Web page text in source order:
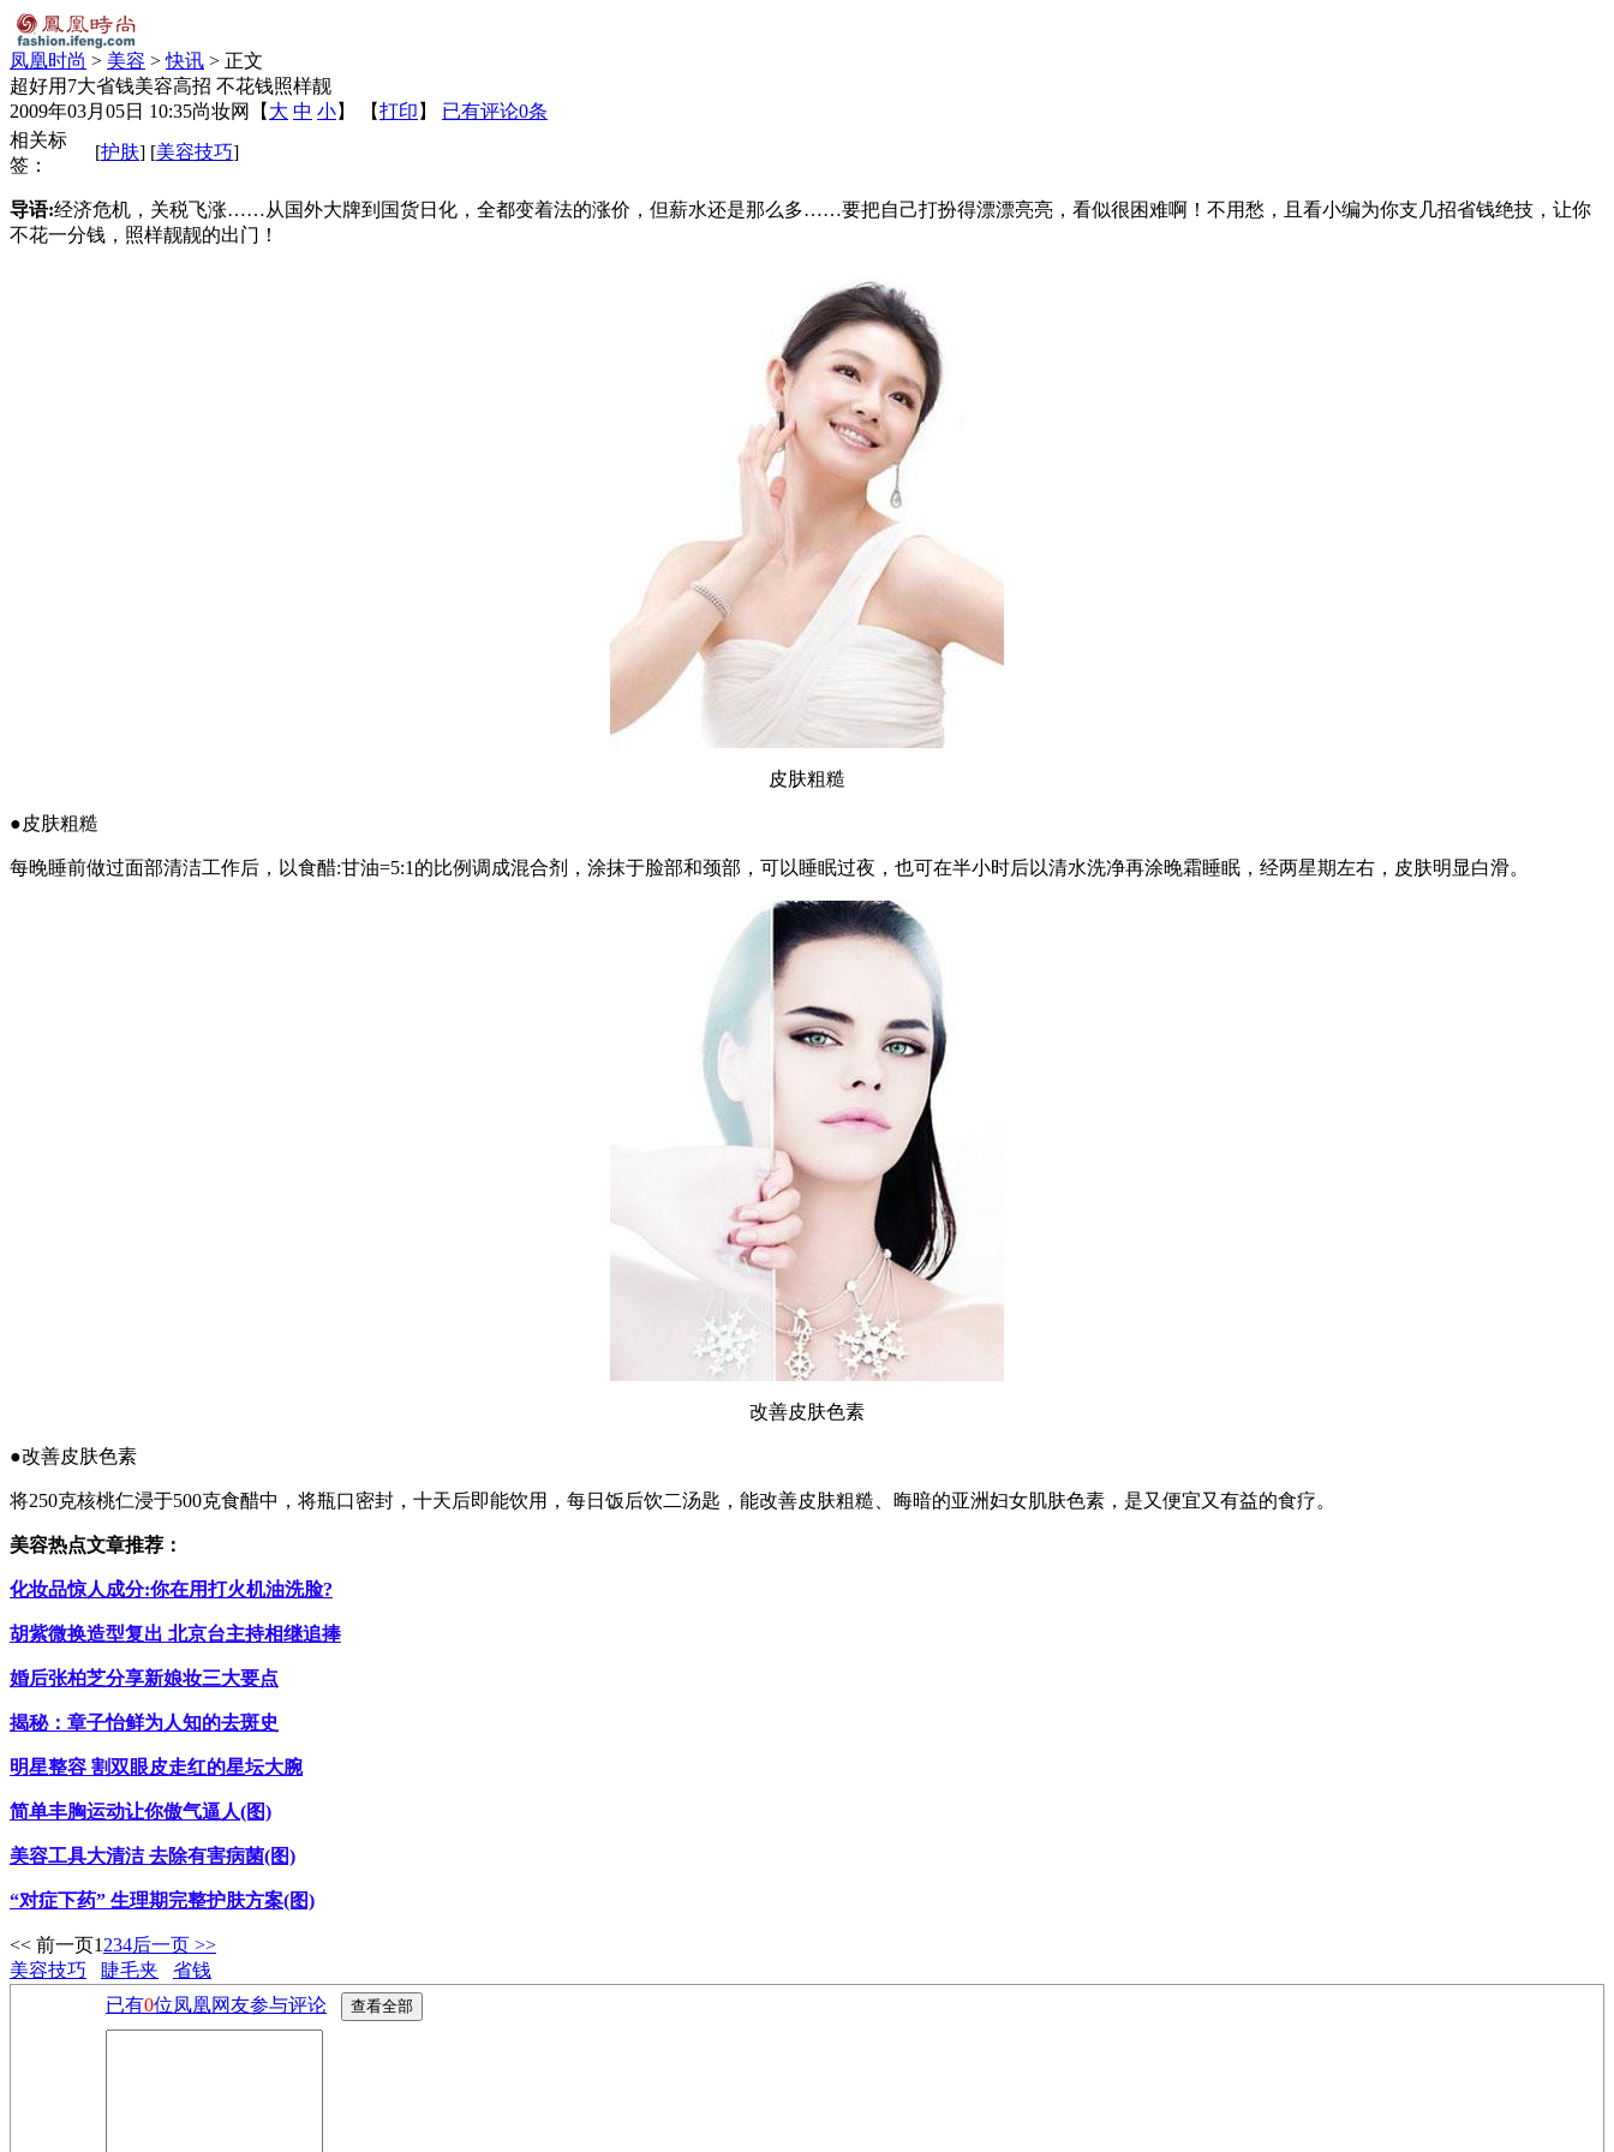
凤凰时尚 > 美容 >快讯 > 正文
超好用7大省钱美容高招 不花钱照样靓
2009年03月05日 10:35尚妆网 【 大 中 小】 【打印 】 已有评论0条
相关标
签：
[护肤] [美容技巧]
导语:经济危机，关税飞涨……从国外大牌到国货日化，全都变着法的涨价，但薪水还是那么多……要把自己打扮得漂漂亮亮，看似很困难啊！不用愁，且看小编为你支几招省钱绝技，让你
不花一分钱，照样靓靓的出门！
皮肤粗糙
●皮肤粗糙
每晚睡前做过面部清洁工作后，以食醋:甘油=5:1的比例调成混合剂，涂抹于脸部和颈部，可以睡眠过夜，也可在半小时后以清水洗净再涂晚霜睡眠，经两星期左右，皮肤明显白滑。
改善皮肤色素
●改善皮肤色素
将250克核桃仁浸于500克食醋中，将瓶口密封，十天后即能饮用，每日饭后饮二汤匙，能改善皮肤粗糙、晦暗的亚洲妇女肌肤色素，是又便宜又有益的食疗。
美容热点文章推荐：
化妆品惊人成分:你在用打火机油洗脸?
胡紫微换造型复出 北京台主持相继追捧
婚后张柏芝分享新娘妆三大要点
揭秘：章子怡鲜为人知的去斑史
明星整容 割双眼皮走红的星坛大腕
简单丰胸运动让你傲气逼人(图)
美容工具大清洁 去除有害病菌(图)
“对症下药” 生理期完整护肤方案(图)
<< 前一页1 234后一页 >>
美容技巧
睫毛夹
省钱
已有0位凤凰网友参与评论